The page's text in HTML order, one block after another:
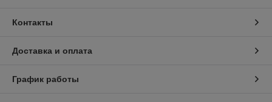
Контакты
Доставка и оплата
График работы